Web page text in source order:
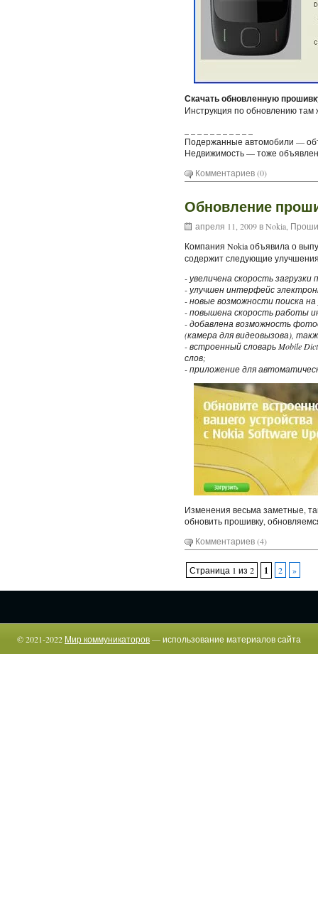
Скачать обновленную
Инструкция по обновлению там
Подержанные автомобили —
Недвижимость — тоже
Комментариев (0)
Обновление
апреля 11, 2009 вNokia
Компания Nokia объявила о
содержит следующие
- увеличена скорость
- улучшен интерфейс
- новые возможности поиска
- повышена скорость работы
- добавлена возможность
(камера для видеовызова),
- встроенный словарь Mobile
слов;
- приложение для
Изменения весьма заметные,
обновить прошивку,
Комментариев (4)
Страница 1 из 2 1 2 »
© 2021-2022 Мир коммуникаторов— использование материалов сайта